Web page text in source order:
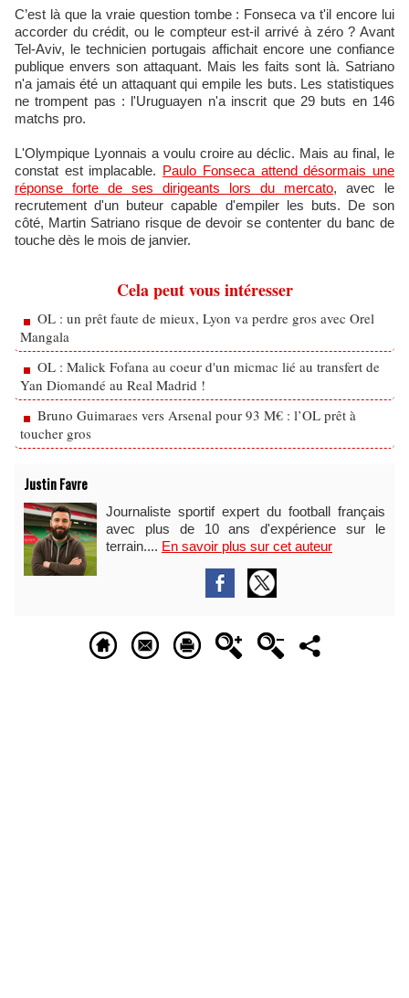
C’est là que la vraie question tombe : Fonseca va t'il encore lui
accorder du crédit, ou le compteur est-il arrivé à zéro ? Avant
Tel-Aviv, le technicien portugais affichait encore une confiance
publique envers son attaquant. Mais les faits sont là. Satriano
n'a jamais été un attaquant qui empile les buts. Les statistiques
ne trompent pas : l'Uruguayen n'a inscrit que 29 buts en 146
matchs pro.
L'Olympique Lyonnais a voulu croire au déclic. Mais au final, le
constat est implacable. Paulo Fonseca attend désormais une
réponse forte de ses dirigeants lors du mercato, avec le
recrutement d'un buteur capable d'empiler les buts. De son
côté, Martin Satriano risque de devoir se contenter du banc de
touche dès le mois de janvier.
Cela peut vous intéresser
OL : un prêt faute de mieux, Lyon va perdre gros avec Orel
Mangala
OL : Malick Fofana au coeur d'un micmac lié au transfert de
Yan Diomandé au Real Madrid !
Bruno Guimaraes vers Arsenal pour 93 M€ : l’OL prêt à
toucher gros
Justin Favre
Journaliste sportif expert du football français
avec plus de 10 ans d'expérience sur le
terrain.... En savoir plus sur cet auteur